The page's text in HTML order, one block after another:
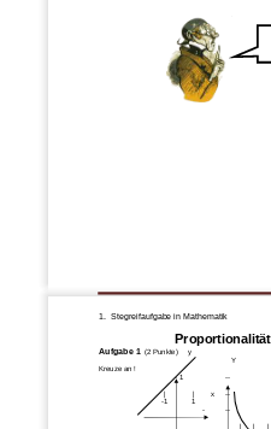
1.  Stegreifaufgabe in Mathematik
Proportionalität
Aufgabe 1 (2 Punkte)     y
Y
Kreuze an !
- 1 --
|              |
x --
-1 1
-
--
|      |      |